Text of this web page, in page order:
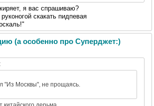
я вас спрашиваю?
скакать пидпевая
(а особенно про Суперджет:)
"Из Москвы", не прощаясь.